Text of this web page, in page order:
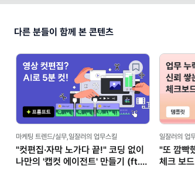
다른 분들이 함께 본 콘텐츠
일잘러의 업무스킬
"또 깜빡했어요?" 듣기 전에 쓰는
체크 보드 노션 템플릿
일잘러의 업무스킬
말 잘하는 똑
AI로 '구두 사